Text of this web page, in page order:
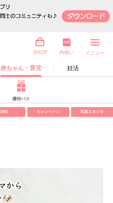
赤ちゃん・育児 妊活
SHOP 内祝い メニュー
優待パス
SNS キャンペーン 写真スタジオ